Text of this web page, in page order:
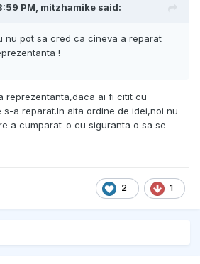
PM, mitzhamike said:
nu pot sa cred ca cineva a reparat
!
reprezentanta,daca ai fi citit cu
a reparat.In alta ordine de idei,noi nu
a cumparat-o cu siguranta o sa se
2 1